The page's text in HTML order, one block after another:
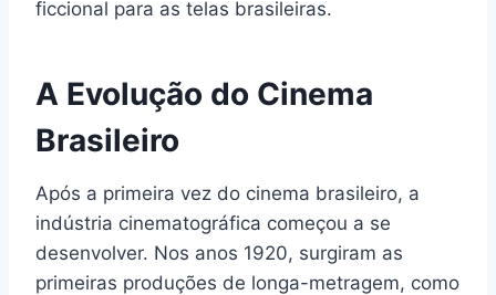
ficcional para as telas brasileiras.
A Evolução do Cinema
Brasileiro
Após a primeira vez do cinema brasileiro, a
indústria cinematográfica começou a se
desenvolver. Nos anos 1920, surgiram as
primeiras produções de longa-metragem, como